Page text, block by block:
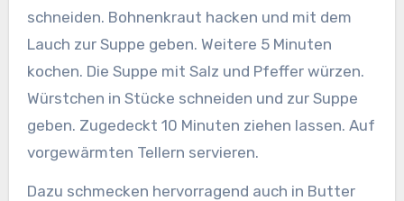
schneiden. Bohnenkraut hacken und mit dem
Lauch zur Suppe geben. Weitere 5 Minuten
kochen. Die Suppe mit Salz und Pfeffer würzen.
Würstchen in Stücke schneiden und zur Suppe
geben. Zugedeckt 10 Minuten ziehen lassen. Auf
vorgewärmten Tellern servieren.
Dazu schmecken hervorragend auch in Butter